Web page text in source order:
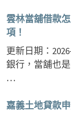
雲林當舖借款
項！
更新日期：
銀行，當舖也
…
嘉義土地貸款